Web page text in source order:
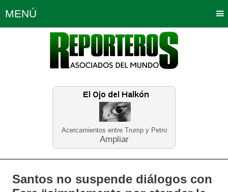
Acercamientos entre Trump y Petro
Ampliar
MENÚ
Política Opinión Bogotá
Planeta Tierra Deportes
Educación Neira
Santos no suspende diálogos con